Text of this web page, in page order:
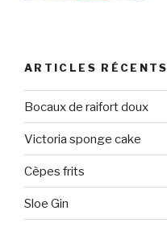
ARTICLES RÉCENTS
Bocaux de raifort doux
Victoria sponge cake
Cèpes frits
Sloe Gin